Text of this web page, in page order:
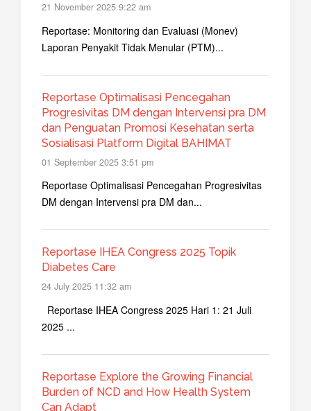
21 November 2025 9:22 am
Reportase: Monitoring dan Evaluasi (Monev)
Laporan Penyakit Tidak Menular (PTM)...
Reportase Optimalisasi Pencegahan
Progresivitas DM dengan Intervensi pra DM
dan Penguatan Promosi Kesehatan serta
Sosialisasi Platform Digital BAHIMAT
01 September 2025 3:51 pm
Reportase Optimalisasi Pencegahan Progresivitas
DM dengan Intervensi pra DM dan...
Reportase IHEA Congress 2025 Topik
Diabetes Care
24 July 2025 11:32 am
Reportase IHEA Congress 2025 Hari 1: 21 Juli
2025 ...
Reportase Explore the Growing Financial
Burden of NCD and How Health System
Can Adapt